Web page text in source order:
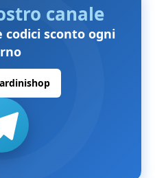
canale
codici sconto ogni